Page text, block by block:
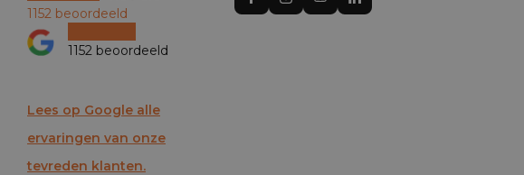
1152 beoordeeld
1152 beoordeeld
Lees op Google alle
ervaringen van onze
tevreden klanten.